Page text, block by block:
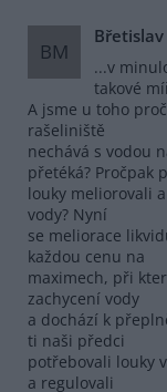
BM
...v
takové
A jsme u toho
rašeliniště
nechává s vodou
přetéká? Pročpak
louky meliorovali
vody? Nyní
se meliorace
každou cenu na
maximech, při
zachycení vody
a dochází k
ti naši předci
potřebovali louky
a regulovali